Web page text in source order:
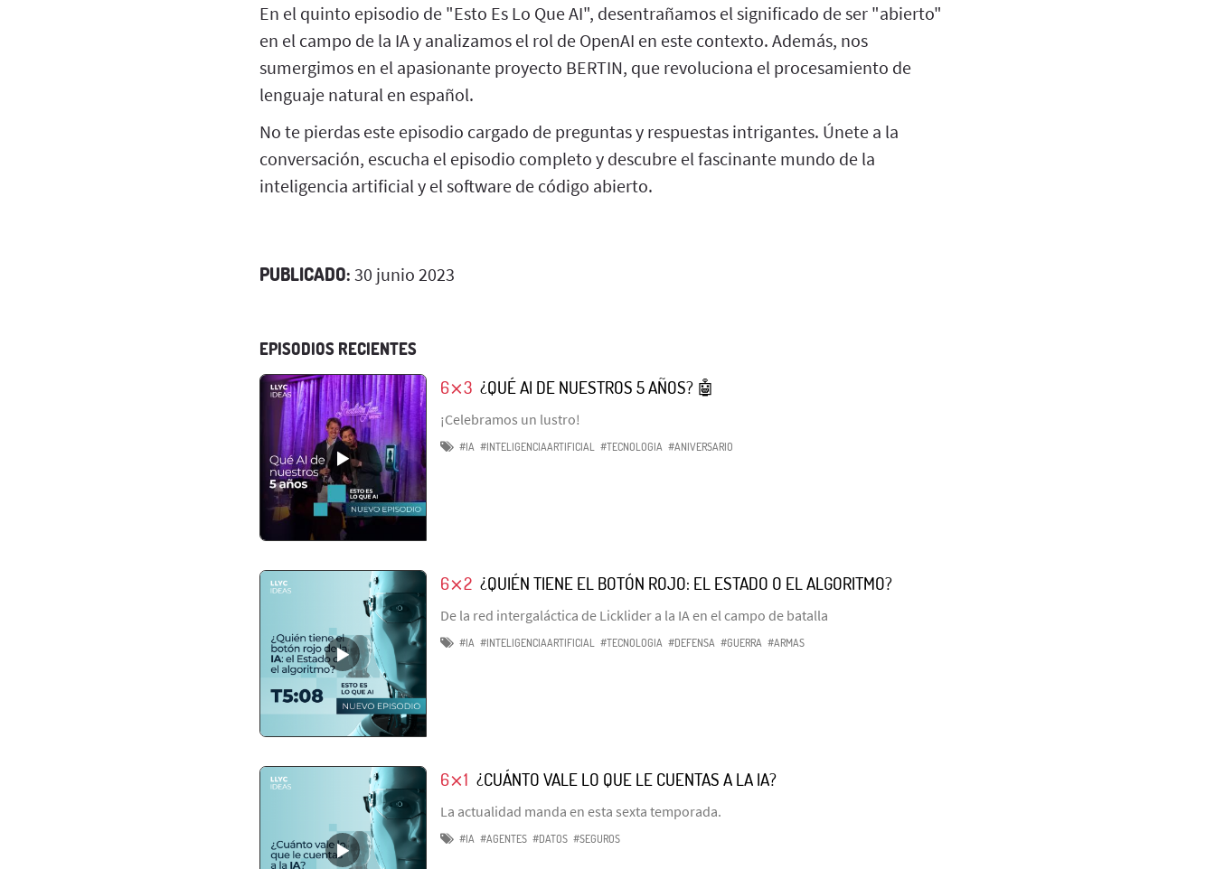
En el quinto episodio de "Esto Es Lo Que AI", desentrañamos el significado de ser "abierto"
en el campo de la IA y analizamos el rol de OpenAI en este contexto. Además, nos
sumergimos en el apasionante proyecto BERTIN, que revoluciona el procesamiento de
lenguaje natural en español.
No te pierdas este episodio cargado de preguntas y respuestas intrigantes. Únete a la
conversación, escucha el episodio completo y descubre el fascinante mundo de la
inteligencia artificial y el software de código abierto.
PUBLICADO: 30 junio 2023
EPISODIOS RECIENTES
6⨯3 ¿QUÉ AI DE NUESTROS 5 AÑOS? 🤖
¡Celebramos un lustro!
#IA #INTELIGENCIAARTIFICIAL #TECNOLOGIA #ANIVERSARIO
6⨯2 ¿QUIÉN TIENE EL BOTÓN ROJO: EL ESTADO O EL ALGORITMO?
De la red intergaláctica de Licklider a la IA en el campo de batalla
#IA #INTELIGENCIAARTIFICIAL #TECNOLOGIA #DEFENSA #GUERRA #ARMAS
6⨯1 ¿CUÁNTO VALE LO QUE LE CUENTAS A LA IA?
La actualidad manda en esta sexta temporada.
#IA #AGENTES #DATOS #SEGUROS